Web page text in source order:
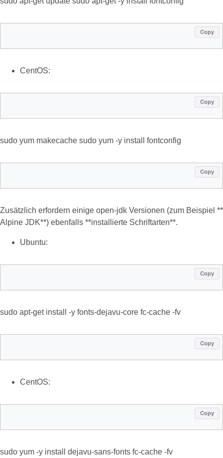
Copy
CentOS:
Copy
sudo yum makecache sudo yum -y install fontconfig
Copy
Zusätzlich erfordern einige open-jdk Versionen (zum Beispiel **
Alpine JDK**) ebenfalls **installierte Schriftarten**.
Ubuntu:
Copy
sudo apt-get install -y fonts-dejavu-core fc-cache -fv
Copy
CentOS:
Copy
sudo yum -y install dejavu-sans-fonts fc-cache -fv